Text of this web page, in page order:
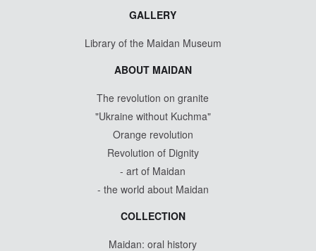
GALLERY
Library of the Maidan Museum
ABOUT MAIDAN
The revolution on granite
"Ukraine without Kuchma"
Orange revolution
Revolution of Dignity
- art of Maidan
- the world about Maidan
COLLECTION
Maidan: oral history